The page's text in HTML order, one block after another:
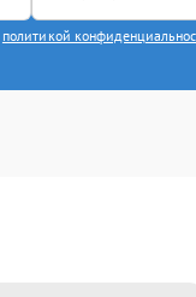
политикой